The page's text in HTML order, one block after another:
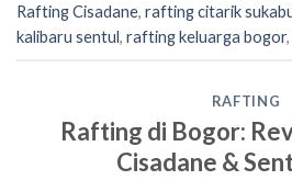
Rafting Cisadane, rafting citarik
kalibaru sentul, rafting keluarga bogor,
RAFTING
Rafting di Bogor:
Cisadane &